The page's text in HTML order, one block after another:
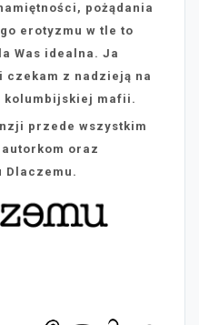
pożądania
erotyzmu w tle to
Was idealna. Ja
czekam z nadzieją na
kolumbijskiej mafii.
przede wszystkim
oraz
Dlaczemu.